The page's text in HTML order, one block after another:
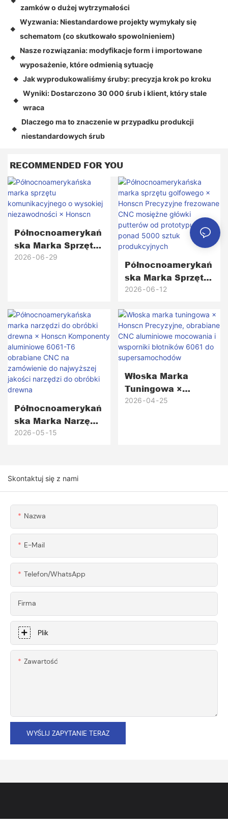
zamków o dużej wytrzymałości
◆
Wyzwania: Niestandardowe projekty wymykały się
schematom (co skutkowało spowolnieniem)
◆
Nasze rozwiązania: modyfikacje form i importowane
wyposażenie, które odmienią sytuację
◆ Jak wyprodukowaliśmy śruby: precyzja krok po kroku
◆
Wyniki: Dostarczono 30 000 śrub i klient, który stale
wraca
◆
Dlaczego ma to znaczenie w przypadku produkcji
niestandardowych śrub
RECOMMENDED FOR YOU
Północnoamerykań
Ska Marka Sprzętu
Komunikacyjnego
2026 06 29
Północnoamerykań
Ska Marka Sprzętu
Golfowego ×
Frezowane CNC
Mosiężne Główki
Putterów Od
Prototypu Do
Produkcyjnych
2026 06 12
Północnoamerykań
Ska Marka Narzędzi
Do Obróbki Drewna
T6 Obrabiane CNC
Obróbki Drewna
2026 05 15
Włoska Marka
Tuningowa ×
Honscn Precyzyjne,
2026 04 25
Skontaktuj się z nami
Nazwa
E-Mail
Telefon/WhatsApp
Firma
Plik
Zawartość
WYŚLIJ ZAPYTANIE TERAZ